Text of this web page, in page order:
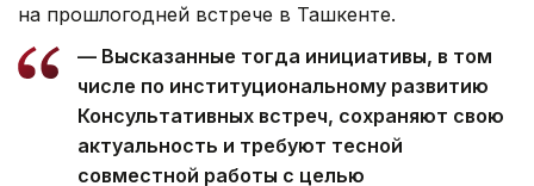
на прошлогодней встрече в Ташкенте.
— Высказанные тогда инициативы, в том
числе по институциональному развитию
Консультативных встреч, сохраняют свою
актуальность и требуют тесной
совместной работы с целью